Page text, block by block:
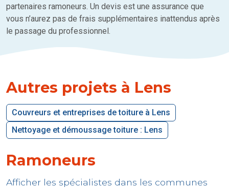
partenaires ramoneurs. Un devis est une assurance que
vous n’aurez pas de frais supplémentaires inattendus après
le passage du professionnel.
Autres projets à Lens
Couvreurs et entreprises de toiture à Lens
Nettoyage et démoussage toiture : Lens
Ramoneurs
Afficher les spécialistes dans les communes